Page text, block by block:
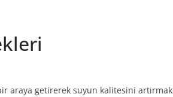
araya getirerek suyun kalitesini artırmak